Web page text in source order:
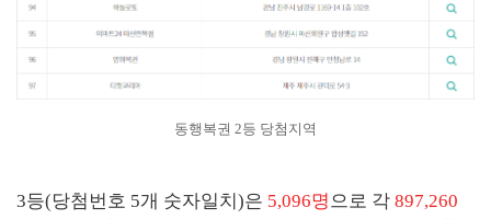
동행복권 2등 당첨지역
3등(당첨번호 5개 숫자일치)은 5,096명으로 각 897,260